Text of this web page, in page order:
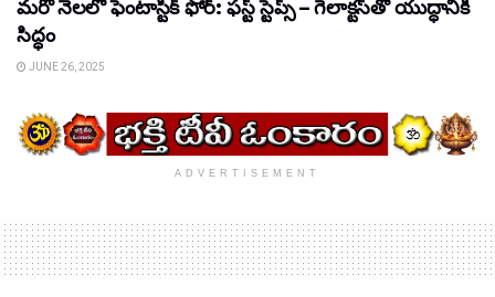
మరో నెలలో ఫెంటాస్టిక్ ఫోర్: ఫస్ట్ స్టెప్స్ – గెలాక్టస్‌తో యుద్ధానికి
సిద్ధం
JUNE 26, 2025
ADVERTISEMENT